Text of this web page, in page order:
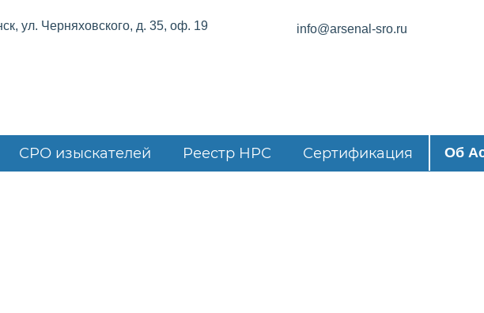
ул. Черняховского, д. 35, оф. 19 info@arsenal-sro.ru
СРО изыскателей Реестр НРС Сертификация Об